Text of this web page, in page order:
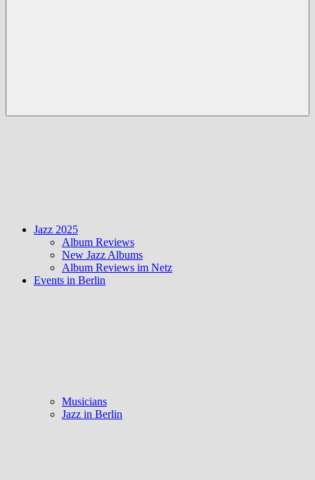
Jazz 2025
Album Reviews
New Jazz Albums
Album Reviews im Netz
Events in Berlin
Musicians
Jazz in Berlin